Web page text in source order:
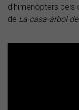
d'himenòpters pels
de La casa-árbol